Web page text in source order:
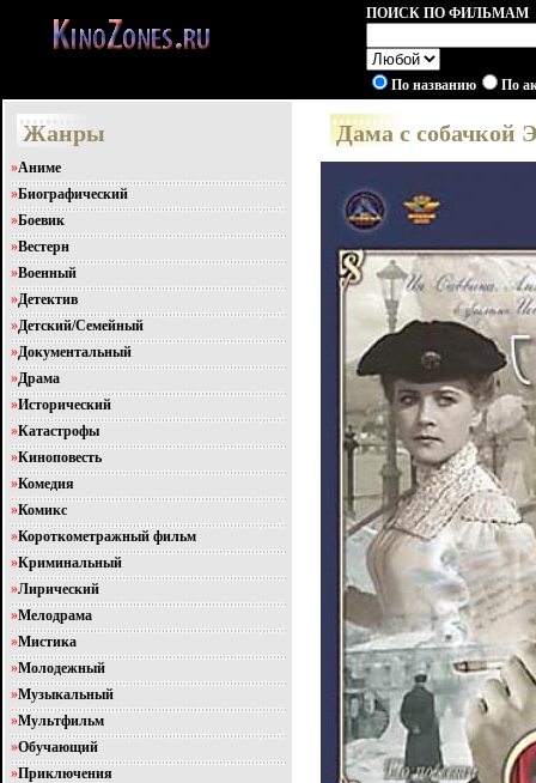
ПОИСК ПО ФИЛЬМАМ
По названию По
Жанры
»Аниме
»Биографический
»Боевик
»Вестерн
»Военный
»Детектив
»Детский/Семейный
»Документальный
»Драма
»Исторический
»Катастрофы
»Киноповесть
»Комедия
»Комикс
»Короткометражный фильм
»Криминальный
»Лирический
»Мелодрама
»Мистика
»Молодежный
»Музыкальный
»Мультфильм
»Обучающий
»Приключения
Дама с собачкой